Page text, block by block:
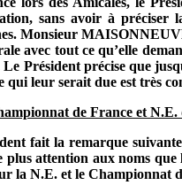
sans avoir à préciser
Monsieur
avec tout ce qu’elle
Le Président précise que
qui leur serait due est très
de France et
fait la remarque
plus attention aux noms que
la N.E. et le Championnat